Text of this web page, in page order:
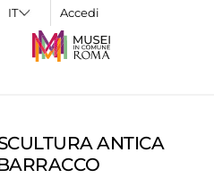
Accedi
ANTICA